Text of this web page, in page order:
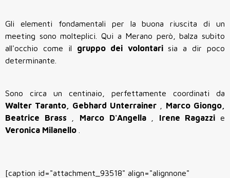
Gli elementi fondamentali per la buona riuscita di un
meeting sono molteplici. Qui a Merano però, balza subito
all'occhio come il gruppo dei volontari sia a dir poco
determinante.
Sono circa un centinaio, perfettamente coordinati da
Walter Taranto, Gebhard Unterrainer Marco Giongo,
Beatrice Brass Marco D'Angella Irene Ragazzi e
Veronica Milanello
[caption id="attachment_93518" align="alignnone"